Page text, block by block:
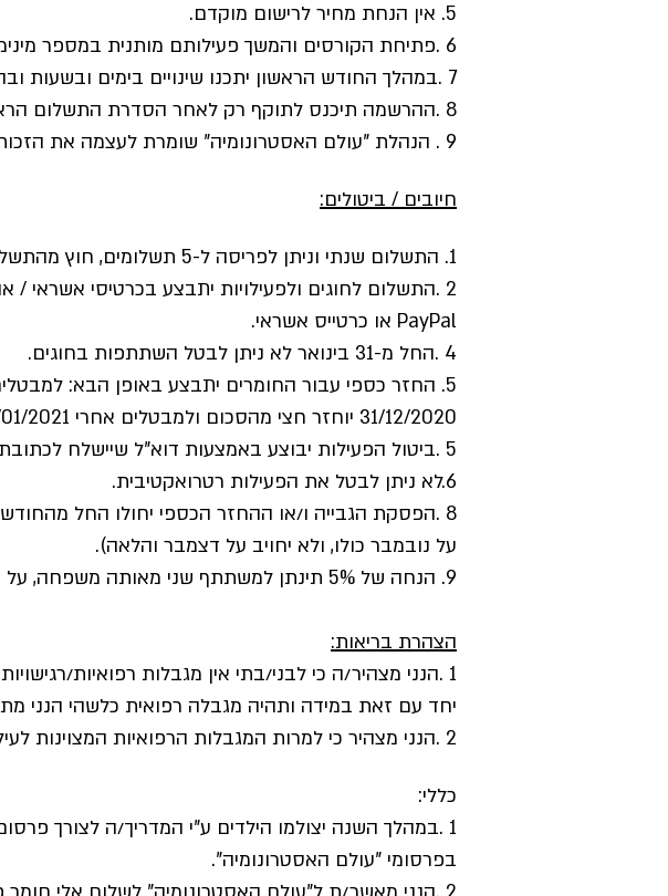
5. אין הנחת מחיר לרישום מוקדם.
6 .פתיחת הקורסים והמשך פעילותם מותנית במספר מינימלי של משתתפים.
7 .במהלך החודש הראשון יתכנו שינויים בימים ובשעות ובהרכב הקבוצות בהתאם לצרכים.
8 .ההרשמה תיכנס לתוקף רק לאחר הסדרת התשלום הראשון.
9 . הנהלת "עולם האסטרונומיה" שומרת לעצמה את הזכות להוציא מהחוגים משתתפים שמפריעים למהלך התקין של הפעילות.
חיובים / ביטולים:
1. התשלום שנתי וניתן לפריסה ל-5 תשלומים, חוץ מהתשלום הראשון של 50 ש"ח.
2 .התשלום לחוגים ולפעילויות יתבצע בכרטיסי
PayPal או כרטייס אשראי.
4 .החל מ-31 בינואר לא ניתן לבטל השתתפות בחוגים.
31/12/2020 יוחזר חצי מהסכום ולמבטלים אחרי 1/01/2021 לא יוחזר כלל.
5 .ביטול הפעילות יבוצע באמצעות דוא"ל שיישלח לכתובת
6.לא ניתן לבטל את הפעילות רטרואקטיבית.
על נובמבר כולו, ולא יחויב על דצמבר והלאה).
9. הנחה של 5% תינתן למשתתף שני מאותה משפחה, על כל התשלומים מלבד התשלום הראשון.
הצהרת בריאות:
1 .הנני מצהיר/ה כי לבני/בתי אין מגבלות רפואיות/רגישויות כלשהן והוא מסוגל לעמוד במאמץ הדרוש לחוג אליו נרשם.
יחד עם זאת במידה ותהיה מגבלה רפואית כלשהי הנני
2 .הנני מצהיר כי למרות המגבלות הרפואיות המצוינות לעיל, הרשום מעלה מסוגל לעמוד במאמץ הדרוש לחוג אליו נרשם.
כללי:
1 .במהלך השנה יצולמו הילדים ע"י המדריך/ה לצורך
בפרסומי "עולם האסטרונומיה".